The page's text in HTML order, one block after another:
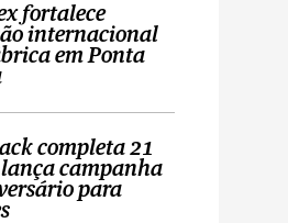
fortalece
internacional
em Ponta
completa 21
lança campanha
para